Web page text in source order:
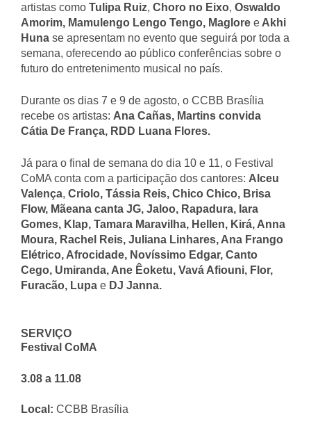
artistas como Tulipa Ruiz, Choro no Eixo, Oswaldo
Amorim, Mamulengo Lengo Tengo, Maglore e Akhi
Huna se apresentam no evento que seguirá por toda a
semana, oferecendo ao público conferências sobre o
futuro do entretenimento musical no país.
Durante os dias 7 e 9 de agosto, o CCBB Brasília
recebe os artistas: Ana Cañas, Martins convida
Cátia De França, RDD Luana Flores.
Já para o final de semana do dia 10 e 11, o Festival
CoMA conta com a participação dos cantores: Alceu
Valença, Criolo, Tássia Reis, Chico Chico, Brisa
Flow, Mãeana canta JG, Jaloo, Rapadura, Iara
Gomes, Klap, Tamara Maravilha, Hellen, Kirá, Anna
Moura, Rachel Reis, Juliana Linhares, Ana Frango
Elétrico, Afrocidade, Novíssimo Edgar, Canto
Cego, Umiranda, Ane Êoketu, Vavá Afiouni, Flor,
Furacão, Lupa e DJ Janna.
SERVIÇO
Festival CoMA
3.08 a 11.08
Local: CCBB Brasília